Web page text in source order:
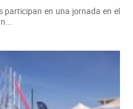
participan en una jornada en el